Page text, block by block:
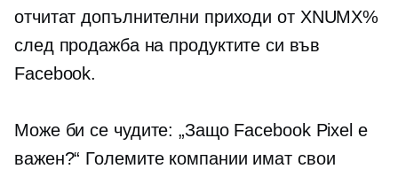
отчитат допълнителни приходи от XNUMX%
след продажба на продуктите си във
Facebook.
Може би се чудите: „Защо Facebook Pixel е
важен?“ Големите компании имат свои